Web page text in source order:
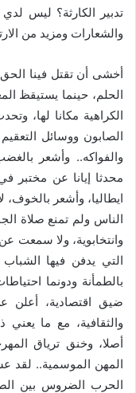
تدبير الكارثة؟ ليس
والشعارات ومزيد من
أخشى أن تقتل فينا
الحلم، حينما يستيقظ
الكراهية مكانا لها،
الصابون ووسائل
والفواكه.. وأشعر
محدثا إيانا عن مختبر
ايطاليا، وأشعر
الناس ولم تمنع صلاة
وانتخابوية، ولا سمعت
التي يدفن فيها
بالطمأنة ودونما
ضيق اقتصادية، أعلن
والثقافية، مع ما
أصلا، وخنق ترياق
المهن الموسمية.. لقد
الحرب الضروس بين